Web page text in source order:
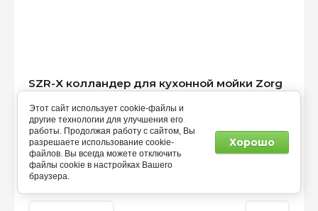
SZR-X колландер для кухонной мойки Zorg
Zorg Inox
Артикул:SZR-X
SZR-51 Zorg Inox колландер для кухонной мойки,
матовая нержавейка, Чехия.
Этот сайт использует cookie-файлы и
другие технологии для улучшения его
работы. Продолжая работу с сайтом, Вы
разрешаете использование cookie-
файлов. Вы всегда можете отключить
файлы cookie в настройках Вашего
браузера.
Хорошо